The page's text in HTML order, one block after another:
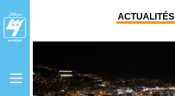
ACTUALITÉS